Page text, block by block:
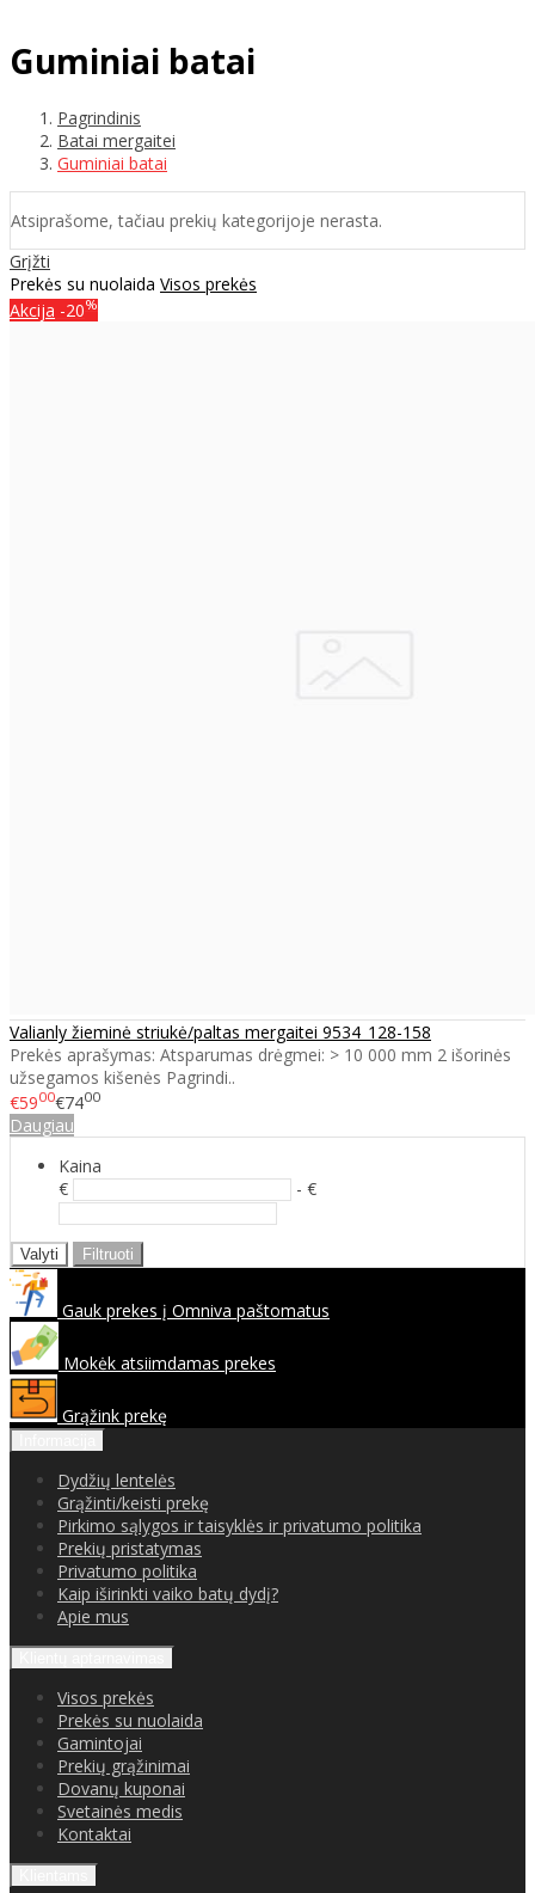
Guminiai batai
Pagrindinis
Batai mergaitei
Guminiai batai
Atsiprašome, tačiau prekių kategorijoje nerasta.
Grįžti
Prekės su nuolaida Visos prekės
Akcija -20%
Valianly žieminė striukė/paltas mergaitei 9534_128-158
Prekės aprašymas: Atsparumas drėgmei: > 10 000 mm 2 išorinės
užsegamos kišenės Pagrindi..
€5900€7400
Daugiau
Kaina
€
- €
Valyti Filtruoti
Gauk prekes į Omniva paštomatus
Mokėk atsiimdamas prekes
Grąžink prekę
Dydžių lentelės
Grąžinti/keisti prekę
Pirkimo sąlygos ir taisyklės ir privatumo politika
Prekių pristatymas
Privatumo politika
Kaip iširinkti vaiko batų dydį?
Apie mus
Visos prekės
Prekės su nuolaida
Gamintojai
Prekių grąžinimai
Dovanų kuponai
Svetainės medis
Kontaktai